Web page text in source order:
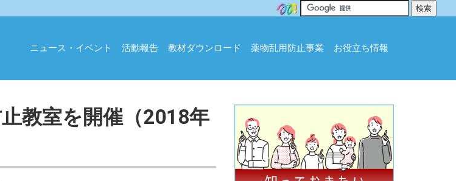
ニュース・イベント 活動報告 教材ダウンロード 薬物乱用防止事業 お役立ち情報
教室を開催（2018年